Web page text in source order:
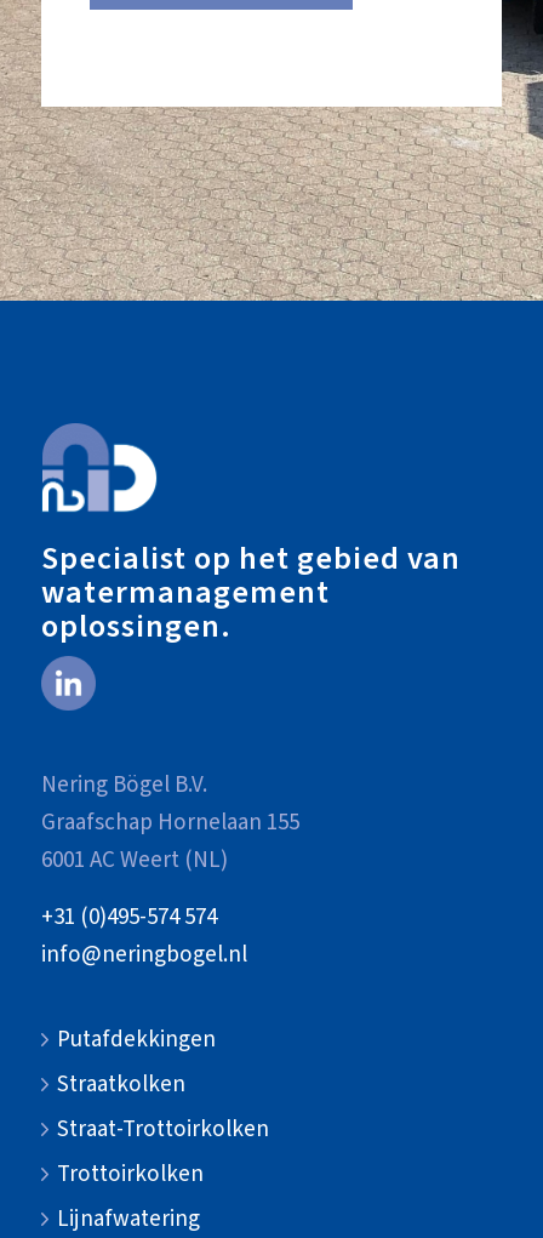
Specialist op het gebied van
watermanagement
oplossingen.
Nering Bögel B.V.
Graafschap Hornelaan 155
6001 AC Weert (NL)
+31 (0)495-574 574
info@neringbogel.nl
Putafdekkingen
Straatkolken
Straat-Trottoirkolken
Trottoirkolken
Lijnafwatering